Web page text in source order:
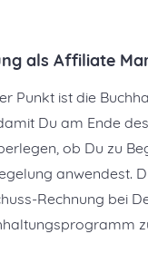
als Affiliate
Punkt ist die
Du am Ende
ob Du zu
anwendest.
Rechnung bei